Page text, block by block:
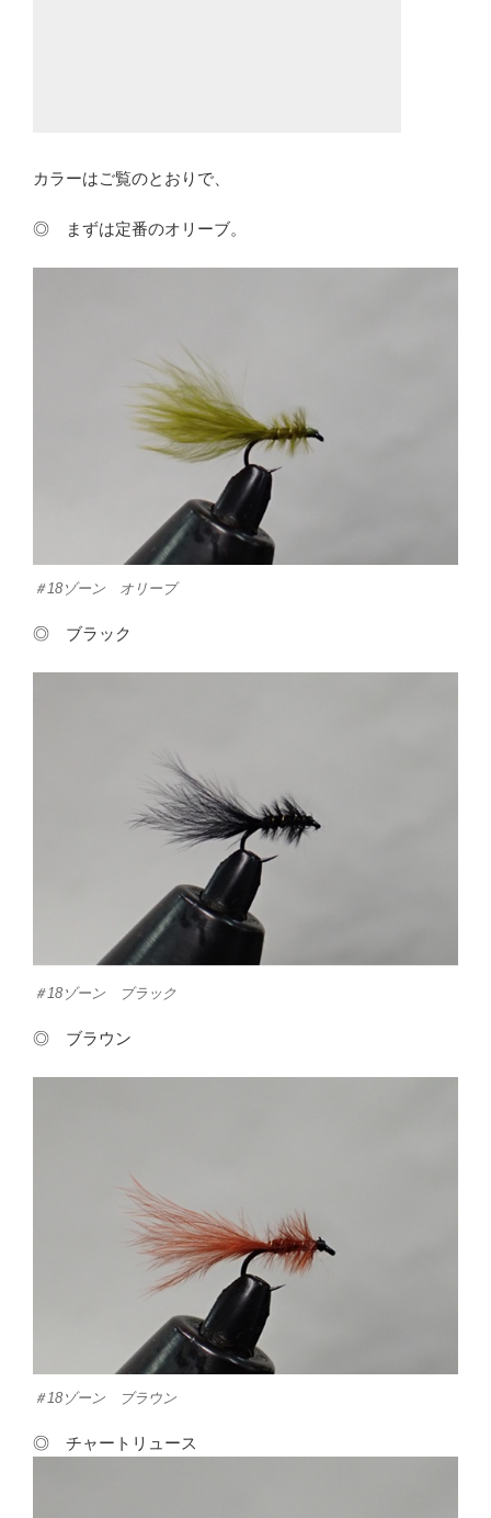
カラーはご覧のとおりで、
◎ まずは定番のオリーブ。
＃18ゾーン オリーブ
◎ ブラック
＃18ゾーン ブラック
◎ ブラウン
＃18ゾーン ブラウン
◎ チャートリュース